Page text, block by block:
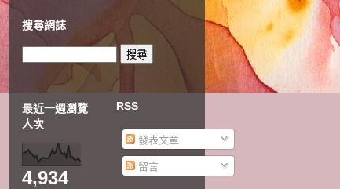
搜尋網誌
最近一週瀏覽
人次
4,934
RSS
發表文章
留言